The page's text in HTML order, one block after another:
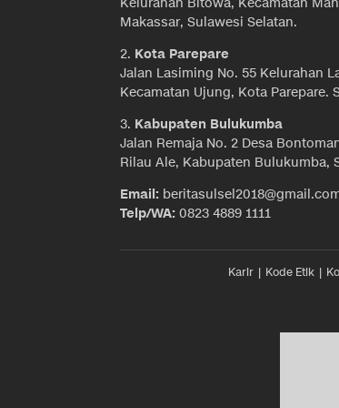
Makassar, Sulawesi Selatan.
2. Kota Parepare
Jalan Lasiming No. 55 Kelurahan
Kecamatan Ujung, Kota Parepare.
3. Kabupaten Bulukumba
Jalan Remaja No. 2 Desa
Rilau Ale, Kabupaten Bulukumba,
Email:
Telp/WA: 0823 4889 1111
Karir Kode Etik